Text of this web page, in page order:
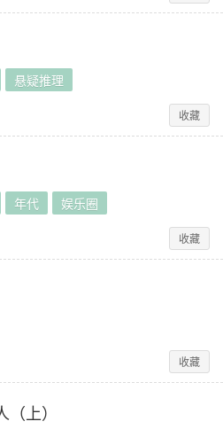
悬疑推理
收藏
年代 娱乐圈
收藏
收藏
上）